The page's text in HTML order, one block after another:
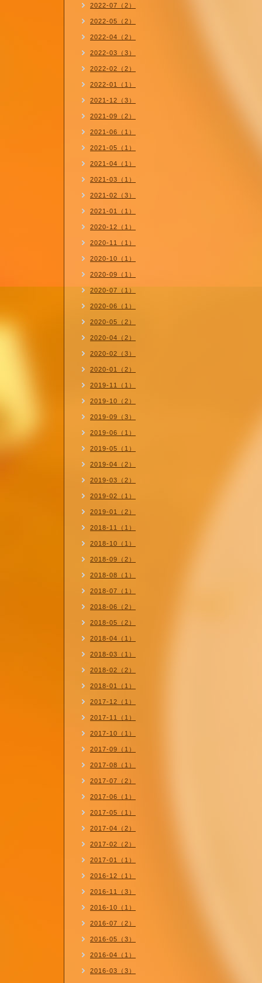
2022-07（2）
2022-05（2）
2022-04（2）
2022-03（3）
2022-02（2）
2022-01（1）
2021-12（3）
2021-09（2）
2021-06（1）
2021-05（1）
2021-04（1）
2021-03（1）
2021-02（3）
2021-01（1）
2020-12（1）
2020-11（1）
2020-10（1）
2020-09（1）
2020-07（1）
2020-06（1）
2020-05（2）
2020-04（2）
2020-02（3）
2020-01（2）
2019-11（1）
2019-10（2）
2019-09（3）
2019-06（1）
2019-05（1）
2019-04（2）
2019-03（2）
2019-02（1）
2019-01（2）
2018-11（1）
2018-10（1）
2018-09（2）
2018-08（1）
2018-07（1）
2018-06（2）
2018-05（2）
2018-04（1）
2018-03（1）
2018-02（2）
2018-01（1）
2017-12（1）
2017-11（1）
2017-10（1）
2017-09（1）
2017-08（1）
2017-07（2）
2017-06（1）
2017-05（1）
2017-04（2）
2017-02（2）
2017-01（1）
2016-12（1）
2016-11（3）
2016-10（1）
2016-07（2）
2016-05（3）
2016-04（1）
2016-03（3）